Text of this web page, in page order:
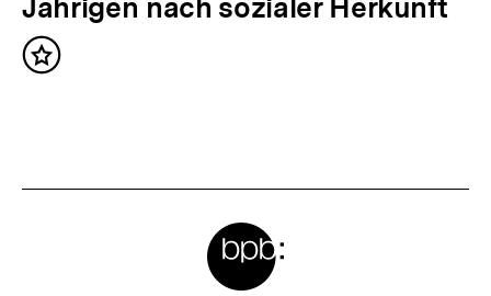
c
h
s
Jährigen nach sozialer Herkunft
Inhalt